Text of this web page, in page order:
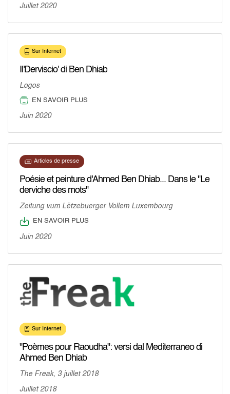
Juillet 2020
Sur Internet
Il'Derviscio' di Ben Dhiab
Logos
EN SAVOIR PLUS
Juin 2020
Articles de presse
Poésie et peinture d'Ahmed Ben Dhiab... Dans le "Le
derviche des mots"
Zeitung vum Lëtzebuerger Vollem Luxembourg
EN SAVOIR PLUS
Juin 2020
Sur Internet
"Poèmes pour Raoudha": versi dal Mediterraneo di
Ahmed Ben Dhiab
The Freak, 3 juillet 2018
Juillet 2018